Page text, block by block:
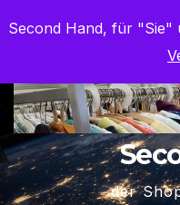
Second Hand, für "Sie"
Mo.. Aug.
der